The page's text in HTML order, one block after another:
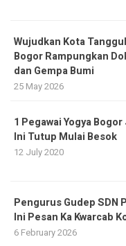
​Wujudkan Kota
Bogor Rampungkan
dan Gempa Bumi
25 May 2026
1 Pegawai Yogya
Ini Tutup Mulai Besok
12 July 2020
Pengurus Gudep SDN
Ini Pesan Ka Kwarcab
6 February 2026